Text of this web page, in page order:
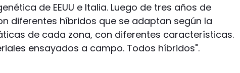
de EEUU e Italia. Luego de tres años de
diferentes híbridos que se adaptan según la
de cada zona, con diferentes características.
ensayados a campo. Todos híbridos".